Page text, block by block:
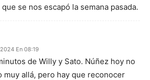
se nos escapó la semana pasada.
En 08:19
de Willy y Sato. Núñez hoy no
muy allá, pero hay que reconocer